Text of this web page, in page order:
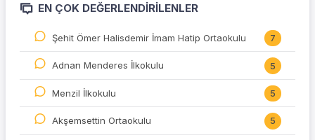
EN ÇOK DEĞERLENDIRILENLER
Şehit Ömer Halisdemir İmam Hatip Ortaokulu 7
Adnan Menderes İlkokulu 5
Menzil İlkokulu 5
Akşemsettin Ortaokulu 5